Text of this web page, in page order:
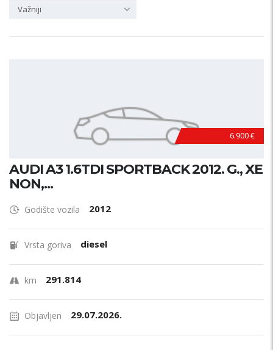
Važniji
6.900 €
AUDI A3 1.6TDI SPORTBACK 2012. G., XE
NON,...
Godište vozila 2012
Vrsta goriva diesel
km 291.814
Objavljen 29.07.2026.